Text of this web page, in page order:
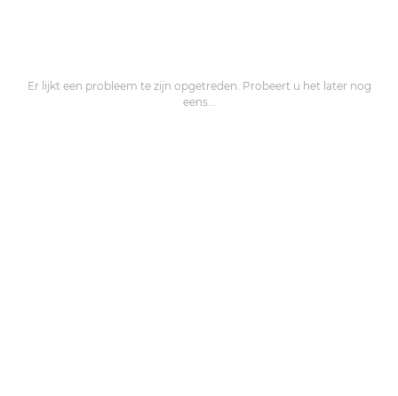
Er lijkt een probleem te zijn opgetreden. Probeert u het later nog
eens...